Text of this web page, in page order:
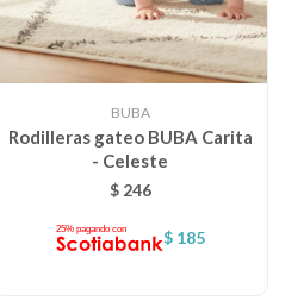
BUBA
Rodilleras gateo BUBA Carita
- Celeste
$ 246
$ 185